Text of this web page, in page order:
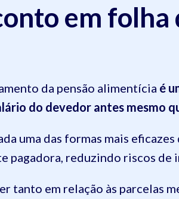
em
da pensão alimentícia é
do devedor antes mesmo
uma das formas mais
pagadora, reduzindo riscos de
tanto em relação às parcelas